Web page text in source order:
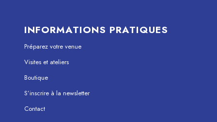
INFORMATIONS PRATIQUES
Préparez votre venue
Visites et ateliers
Boutique
S’inscrire à la newsletter
Contact